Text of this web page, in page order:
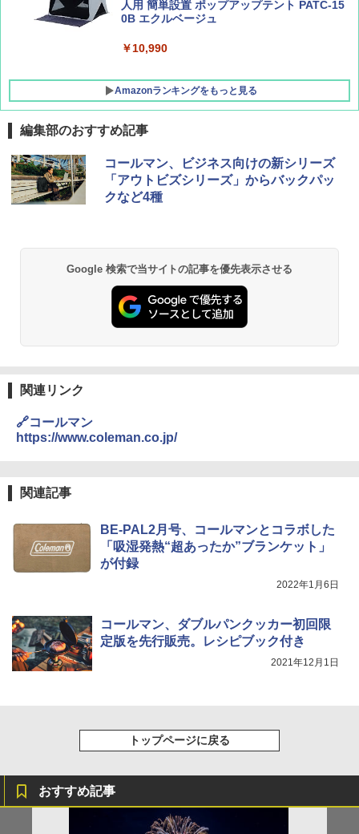
人用 簡単設置 ポップアップテント PATC-15
0B エクルベージュ
￥10,990
Amazonランキングをもっと見る
BUNDOK(バンドック)ソロ ドーム 1 EX BDK
-08EX カーキ ソロキャンプ ポリエステル フ
レーム テント
026リニューアル 急速冷凍 空間倍増 衛生的
コンパクト 保冷力長持ち
￥2,980
￥6,459
付き ヒグマ・イノシシ対策 自治体・教育機
関の購入実績 登山・キャンプ・アウトドア・
防災用品 長期保存可能 緊急時用 日本国内発
送
ポインターライト 強力 小型 緑色/赤色/青紫色
USB充電式 高精度 超長距離照射 長時間使用
￥1,180
編集部のおすすめ記事
コールマン、ビジネス向けの新シリーズ
「アウトビズシリーズ」からバックパッ
クなど4種
Google 検索で当サイトの記事を優先表示させる
関連リンク
🔗コールマン
https://www.coleman.co.jp/
関連記事
BE-PAL2月号、コールマンとコラボした
「吸湿発熱“超あったか”ブランケット」
が付録
2022年1月6日
コールマン、ダブルパンクッカー初回限
定版を先行販売。レシピブック付き
2021年12月1日
トップページに戻る
おすすめ記事